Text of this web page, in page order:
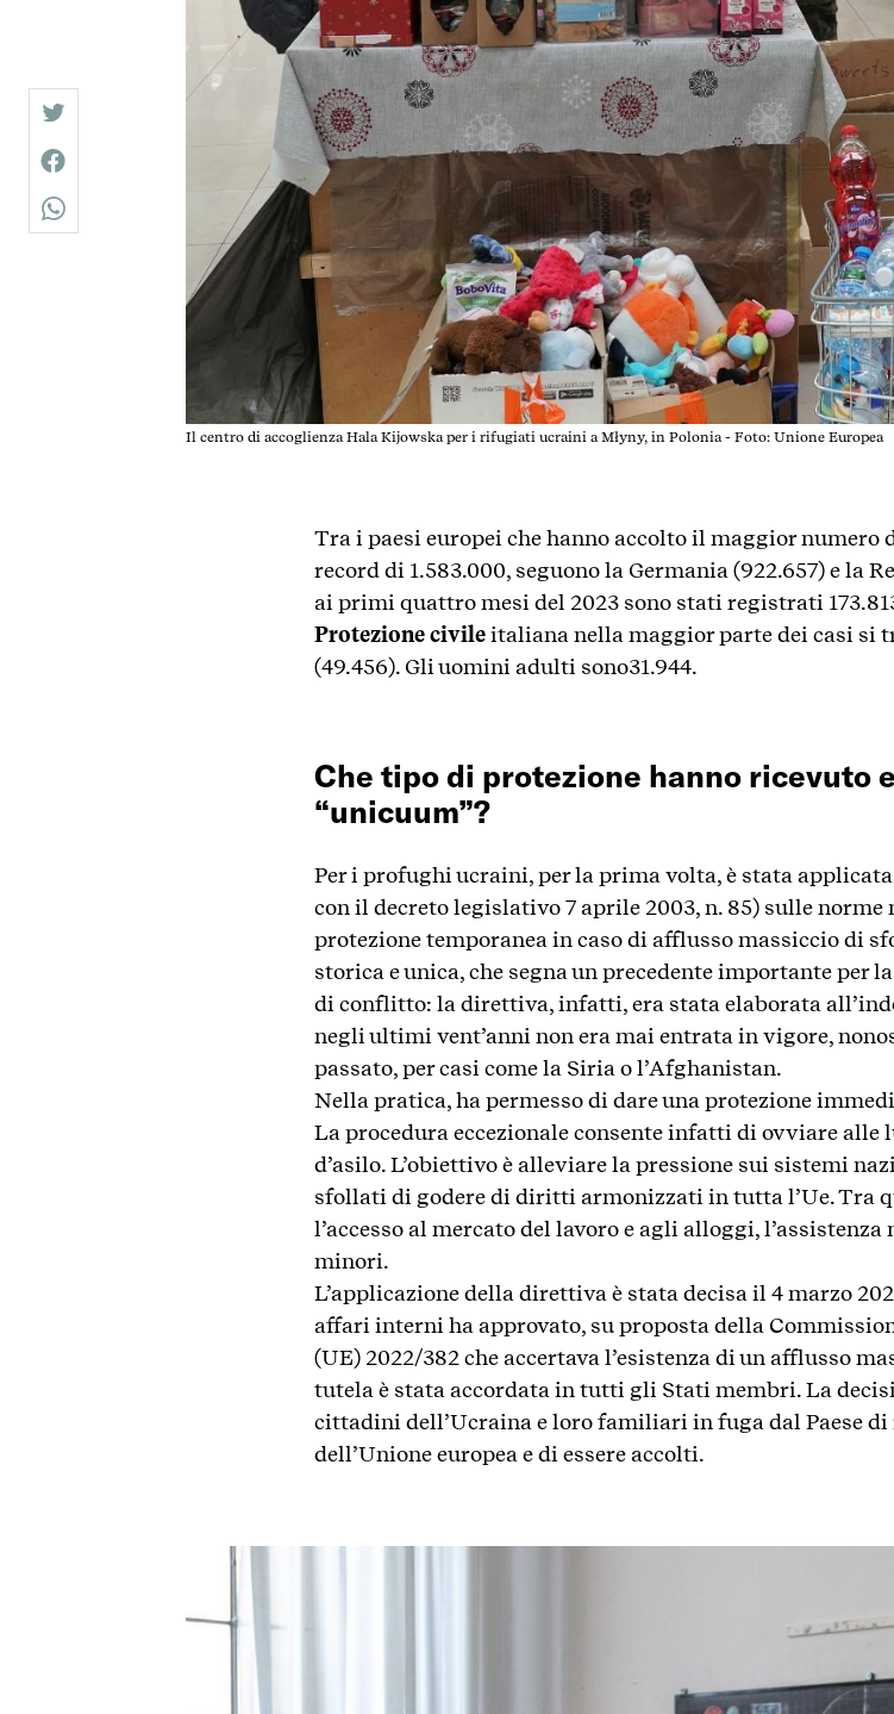
twitter
facebook
whatsapp
Il centro di accoglienza Hala Kijowska per i rifugiati ucraini a Młyny, in Polonia - Foto: Unione Europea
Tra i paesi europei che hanno accolto il maggior numero
record di 1.583.000, seguono la Germania (922.657) e la
ai primi quattro mesi del 2023 sono stati registrati
Protezione civileitaliana nella maggior parte dei casi si
(49.456). Gli uomini adulti sono31.944.
Che tipo di protezione hanno ricevuto
“unicuum”?
Per i profughi ucraini, per la prima volta, è stata applicata
con il decreto legislativo 7 aprile 2003, n. 85) sulle norme
protezione temporanea in caso di afflusso massiccio di
storica e unica, che segna un precedente importante per
di conflitto: la direttiva, infatti, era stata elaborata
negli ultimi vent’anni non era mai entrata in vigore,
passato, per casi come la Siria o l’Afghanistan.
Nella pratica, ha permesso di dare una protezione
La procedura eccezionale consente infatti di ovviare
d’asilo. L’obiettivo è alleviare la pressione sui sistemi
sfollati di godere di diritti armonizzati in tutta l’Ue. Tra
l’accesso al mercato del lavoro e agli alloggi, l’assistenza
minori.
L’applicazione della direttiva è stata decisa il 4 marzo
affari interni ha approvato, su proposta della
(UE) 2022/382 che accertava l’esistenza di un afflusso
tutela è stata accordata in tutti gli Stati membri. La
cittadini dell’Ucraina e loro familiari in fuga dal Paese
dell’Unione europea e di essere accolti.